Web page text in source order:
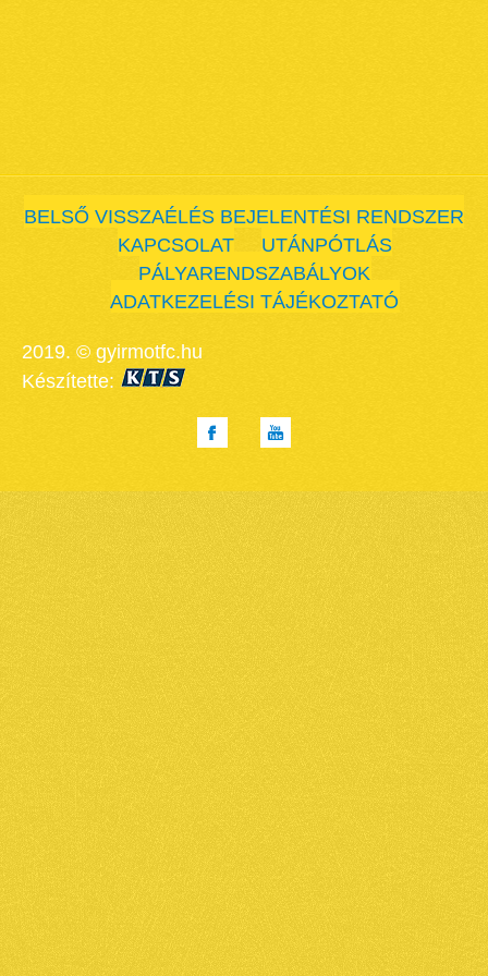
BELSŐ VISSZAÉLÉS BEJELENTÉSI RENDSZER
KAPCSOLAT
UTÁNPÓTLÁS
PÁLYARENDSZABÁLYOK
ADATKEZELÉSI TÁJÉKOZTATÓ
2019. © gyirmotfc.hu
Készítette: